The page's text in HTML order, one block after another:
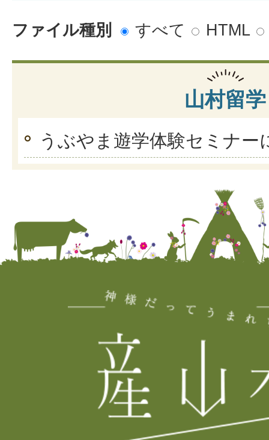
ファイル種別 すべて HTML
山村留学
うぶやま遊学体験セミナー